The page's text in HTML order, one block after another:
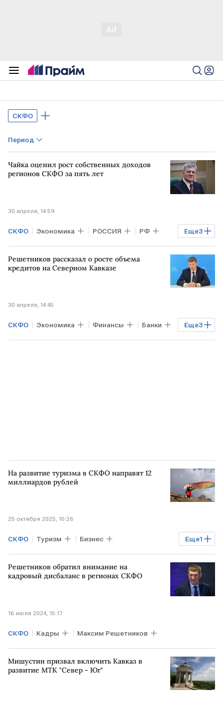
СКФО
Период
Чайка оценил рост собственных доходов
регионов СКФО за пять лет
30 апреля, 14:59
Еще3
СКФО Экономика РОССИЯ РФ
Минеральные Воды Юрий Чайка
Финансы
Решетников рассказал о росте объема
кредитов на Северном Кавказе
30 апреля, 14:45
Еще3
СКФО Экономика Финансы Банки
КАВКАЗ Максим Решетников
На развитие туризма в СКФО направят 12
миллиардов рублей
25 октября 2025, 10:26
Еще1
СКФО Туризм Бизнес
Михаил Мишустин
Решетников обратил внимание на
кадровый дисбаланс в регионах СКФО
16 июля 2024, 15:17
СКФО Кадры Максим Решетников
Мишустин призвал включить Кавказ в
развитие МТК "Север - Юг"